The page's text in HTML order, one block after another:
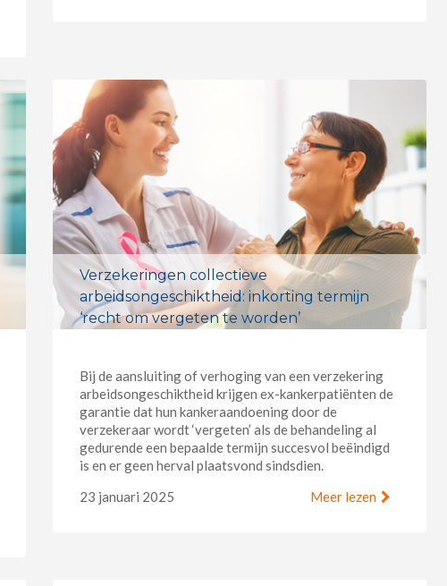
Verzekeringen collectieve
arbeidsongeschiktheid: inkorting termijn
‘recht om vergeten te worden’
Bij de aansluiting of verhoging van een verzekering
arbeidsongeschiktheid krijgen ex-kankerpatiënten de
garantie dat hun kankeraandoening door de
verzekeraar wordt ‘vergeten’ als de behandeling al
gedurende een bepaalde termijn succesvol beëindigd
is en er geen herval plaatsvond sindsdien.
23 januari 2025
Meer lezen